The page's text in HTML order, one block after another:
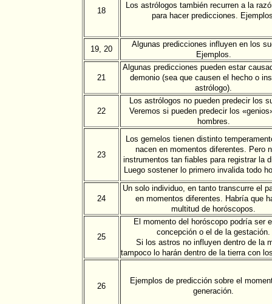
18
Los astrólogos también recurren a la
para hacer predicciones.
19, 20
Algunas predicciones influyen en los
Ejemplos.
21
Algunas predicciones pueden estar
demonio (sea que causen el hecho o
astrólogo).
22
Los astrólogos no pueden predecir los
Veremos si pueden predecir los
hombres.
23
Los gemelos tienen distinto
nacen en momentos diferentes. Pero
instrumentos tan fiables para registrar la
Luego sostener lo primero invalida todo
24
Un solo individuo, en tanto transcurre el
en momentos diferentes. Habría que
multitud de horóscopos.
25
El momento del horóscopo podría ser
concepción o el de la gestación.
Si los astros no influyen dentro de la
tampoco lo harán dentro de la tierra con
26
Ejemplos de predicción sobre el
generación.